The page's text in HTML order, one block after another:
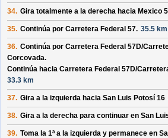
34. Gira totalmente a la derecha hacia Mexico
35. Continúa por Carretera Federal 57. 35.5 km
36. Continúa por Carretera Federal 57D/
Corcovada.
Continúa hacia Carretera Federal 57D/
33.3 km
37. Gira a la izquierda hacia San Luis Potosí 16
38. Gira a la derecha para continuar en San
39. Toma la 1ª a la izquierda y permanece en